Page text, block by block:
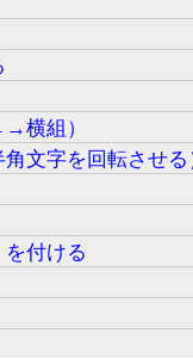
横組）
文字を回転させる
付ける